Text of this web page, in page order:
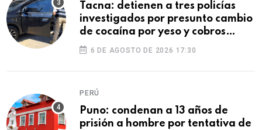
Tacna: detienen a tres policías
investigados por presunto cambio
de cocaína por yeso y cobros
ilegales
6 DE AGOSTO DE 2026 17:30
PERÚ
Puno: condenan a 13 años de
prisión a hombre por tentativa de